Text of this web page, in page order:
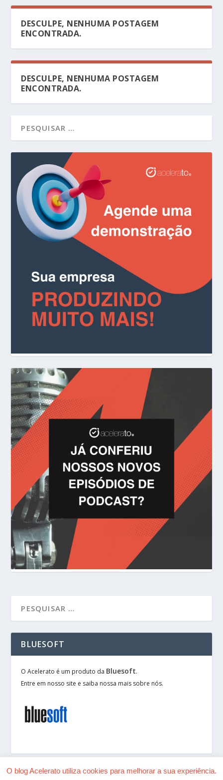
DESCULPE, NENHUMA POSTAGEM
ENCONTRADA.
DESCULPE, NENHUMA POSTAGEM
ENCONTRADA.
BLUESOFT
O Acelerato é um produto da Bluesoft.
Entre em nosso site e saiba nossa mais sobre nós.
O blog Acelerato utiliza cookies para melhorar a sua experiência.